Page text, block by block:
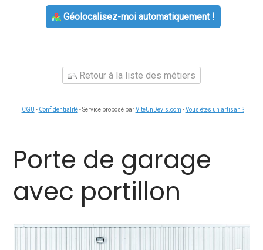
Géolocalisez-moi automatiquement !
Retour à la liste des métiers
CGU - Confidentialité- Service proposé parViteUnDevis.com -Vous êtes un artisan ?
Porte de garage
avec portillon